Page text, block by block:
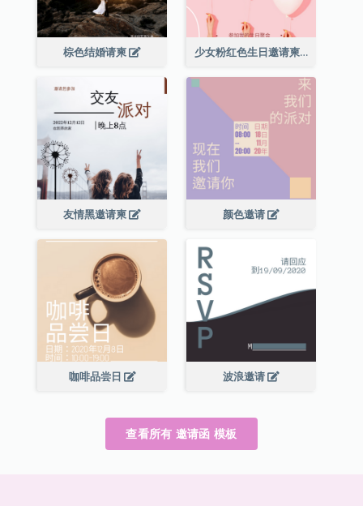
棕色结婚请柬 少女粉红色生日邀请柬
友情黑邀请柬 颜色邀请
咖啡品尝日 波浪邀请
查看所有 邀请函 模板